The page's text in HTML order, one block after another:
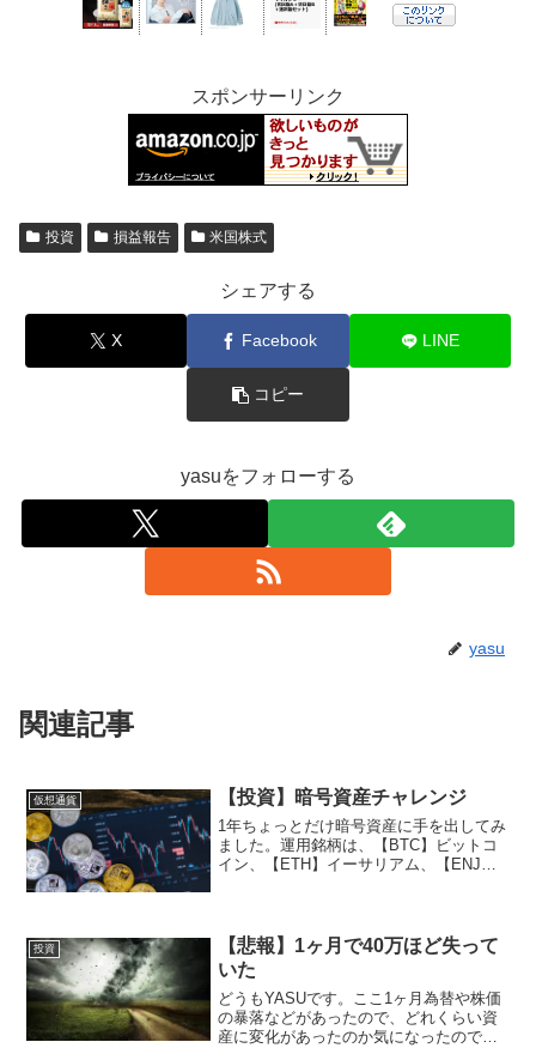
スポンサーリンク
投資 損益報告 米国株式
シェアする
X Facebook LINE
コピー
yasuをフォローする
yasu
関連記事
仮想通貨 【投資】暗号資産チャレンジ
1年ちょっとだけ暗号資産に手を出してみ
ました。運用銘柄は、【BTC】ビットコ
イン、【ETH】イーサリアム、【ENJ】
ム ...
投資
【悲報】1ヶ月で40万ほど失って
いた
どうもYASUです。ここ1ヶ月為替や株価
の暴落などがあったので、どれくらい資
産に変化があったのか気になったので、